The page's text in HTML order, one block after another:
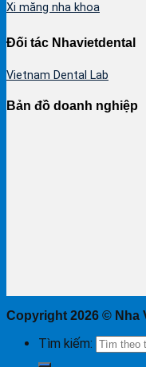
Xi măng nha khoa
Đối tác Nhavietdental
Vietnam Dental Lab
Bản đồ doanh nghiệp
Copyright 2026 © Nha
Tìm kiếm: